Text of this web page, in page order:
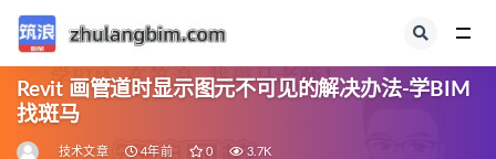
Revit 画管道时显示图元不可见的解决办法-学BIM
找斑马
技术文章 4年前 0 3.7K